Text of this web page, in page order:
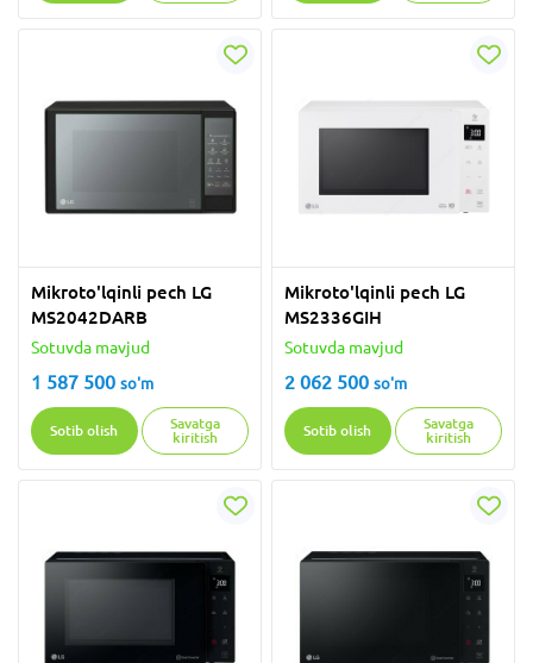
Mikroto'lqinli pech LG
MS2042DARB
Sotuvda mavjud
1 587 500 so'm
Sotib olish
Savatga
kiritish
Mikroto'lqinli pech LG
MS2336GIH
Sotuvda mavjud
2 062 500 so'm
Sotib olish
Savatga
kiritish